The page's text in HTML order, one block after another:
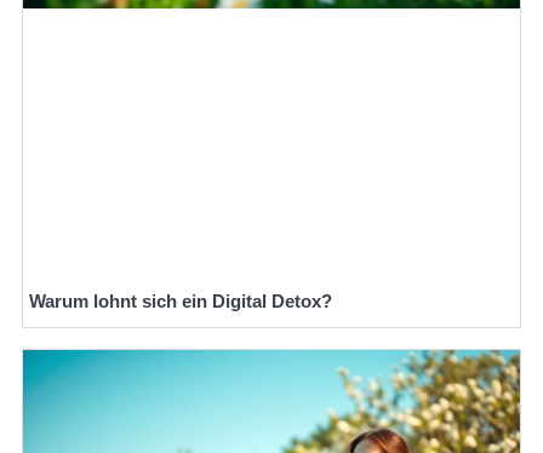
Warum lohnt sich ein Digital Detox?